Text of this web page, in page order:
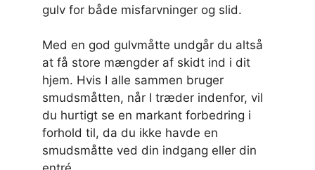
gulv for både misfarvninger og slid.
Med en god gulvmåtte undgår du altså
at få store mængder af skidt ind i dit
hjem. Hvis I alle sammen bruger
smudsmåtten, når I træder indenfor, vil
du hurtigt se en markant forbedring i
forhold til, da du ikke havde en
smudsmåtte ved din indgang eller din